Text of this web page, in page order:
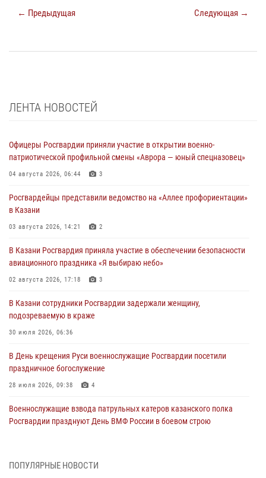
← Предыдущая Следующая →
ЛЕНТА НОВОСТЕЙ
Офицеры Росгвардии приняли участие в открытии военно-
патриотической профильной смены «Аврора — юный спецназовец»
04 августа 2026, 06:44 3
Росгвардейцы представили ведомство на «Аллее профориентации»
в Казани
03 августа 2026, 14:21 2
В Казани Росгвардия приняла участие в обеспечении безопасности
авиационного праздника «Я выбираю небо»
02 августа 2026, 17:18 3
В Казани сотрудники Росгвардии задержали женщину,
подозреваемую в краже
30 июля 2026, 06:36
В День крещения Руси военнослужащие Росгвардии посетили
праздничное богослужение
28 июля 2026, 09:38 4
Военнослужащие взвода патрульных катеров казанского полка
Росгвардии празднуют День ВМФ России в боевом строю
Татарстанские росгвардейцы завоевали «бронзу» в окружном этапе
ПОПУЛЯРНЫЕ НОВОСТИ